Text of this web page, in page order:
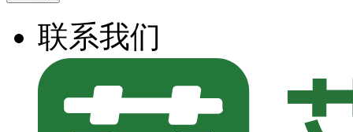
联系我们